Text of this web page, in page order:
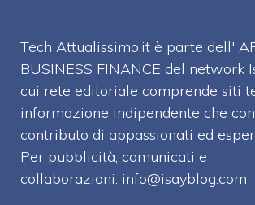
Tech Attualissimo.it è parte dell'
BUSINESS FINANCE del network
cui rete editoriale comprende siti
informazione indipendente che
contributo di appassionati ed
Per pubblicità, comunicati e
collaborazioni: info@isayblog.com